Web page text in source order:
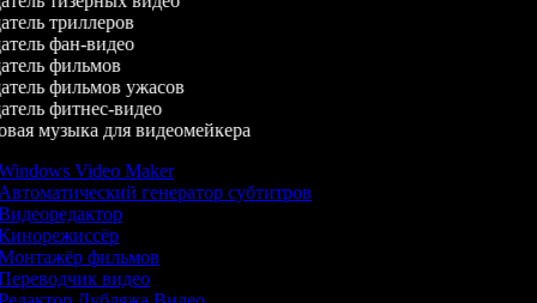
триллеров
фан-видео
фильмов
фильмов ужасов
фитнес-видео
музыка для видеомейкера
Video Maker
генератор субтитров
фильмов
видео